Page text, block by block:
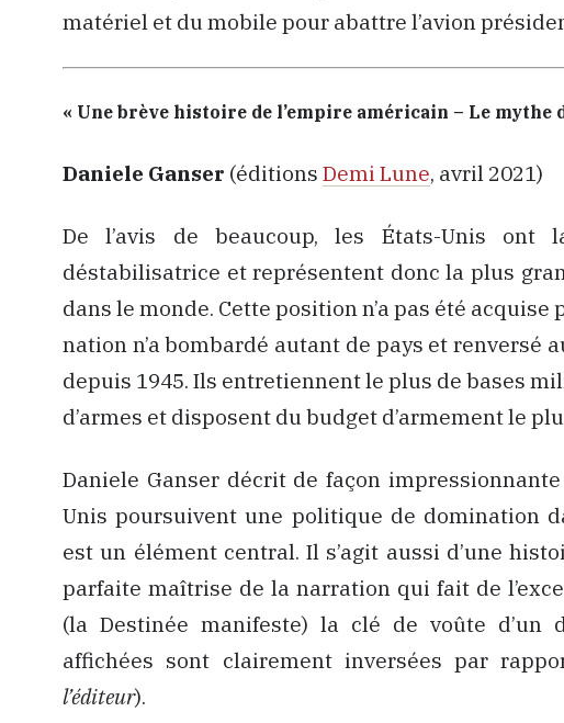
matériel et du mobile pour abattre l’avion
« Une brève histoire de l’empire américain – Le mythe
Daniele Ganser (éditions Demi Lune, avril 2021)
De l’avis de beaucoup, les États-Unis ont
déstabilisatrice et représentent donc la plus
dans le monde. Cette position n’a pas été acquise
nation n’a bombardé autant de pays et renversé
depuis 1945. Ils entretiennent le plus de bases
d’armes et disposent du budget d’armement le
Daniele Ganser décrit de façon
Unis poursuivent une politique de domination
est un élément central. Il s’agit aussi d’une
parfaite maîtrise de la narration qui fait de
(la Destinée manifeste) la clé de voûte d’un
affichées sont clairement inversées par
l’éditeur).